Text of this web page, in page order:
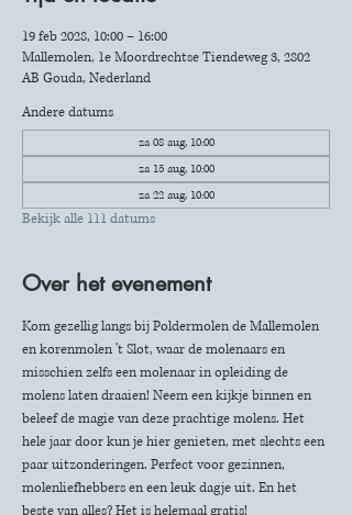
19 feb 2028, 10:00 – 16:00
Mallemolen, 1e Moordrechtse Tiendeweg 3, 2802
AB Gouda, Nederland
Andere datums
za 08 aug, 10:00
za 15 aug, 10:00
za 22 aug, 10:00
Bekijk alle 111 datums
Over het evenement
Kom gezellig langs bij Poldermolen de Mallemolen
en korenmolen 't Slot, waar de molenaars en
misschien zelfs een molenaar in opleiding de
molens laten draaien! Neem een kijkje binnen en
beleef de magie van deze prachtige molens. Het
hele jaar door kun je hier genieten, met slechts een
paar uitzonderingen. Perfect voor gezinnen,
molenliefhebbers en een leuk dagje uit. En het
beste van alles? Het is helemaal gratis!